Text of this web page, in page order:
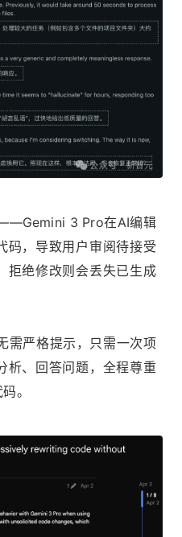
3 Pro在AI编辑
码，导致用户审阅待接受
拒绝修改则会丢失已生成
严格提示，只需一次项
析、回答问题，全程尊重
。